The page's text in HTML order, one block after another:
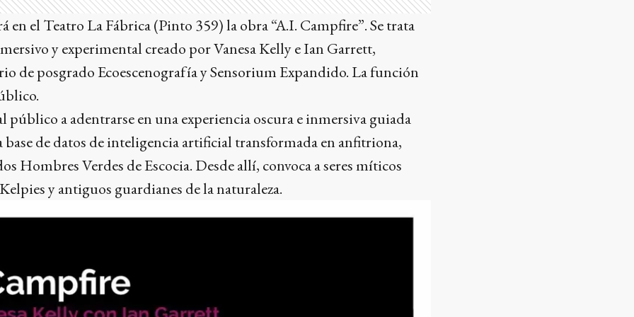
en el Teatro La Fábrica (Pinto 359) la obra “A.I. Campfire”. Se trata
y experimental creado por Vanesa Kelly e Ian Garrett,
de posgrado Ecoescenografía y Sensorium Expandido. La función
público a adentrarse en una experiencia oscura e inmersiva guiada
de datos de inteligencia artificial transformada en anfitriona,
Hombres Verdes de Escocia. Desde allí, convoca a seres míticos
y antiguos guardianes de la naturaleza.